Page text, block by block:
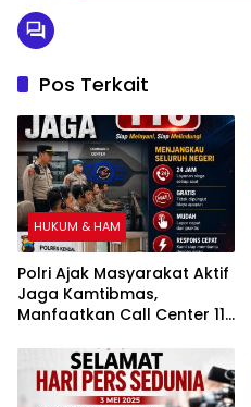
Pos Terkait
HUKUM & HAM
Polri Ajak Masyarakat Aktif
Jaga Kamtibmas,
Manfaatkan Call Center 110